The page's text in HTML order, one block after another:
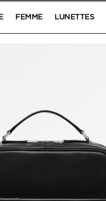
FEMME LUNETTES